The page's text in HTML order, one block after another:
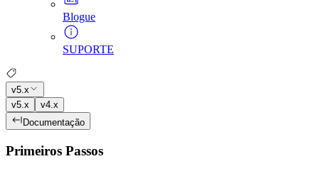
Blogue
SUPORTE
v5.x
v5.x
v4.x
Documentação
Primeiros Passos